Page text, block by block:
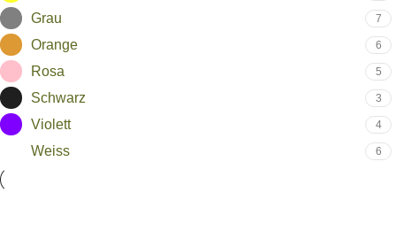
Grau 7
Orange 6
Rosa 5
Schwarz 3
Violett 4
Weiss 6